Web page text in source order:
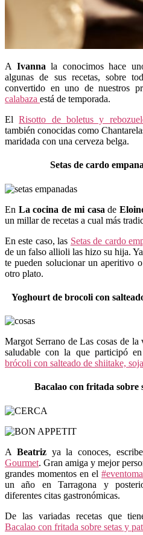
A Ivanna la conocimos hace
algunas de sus recetas, sobre
convertido en uno de nuestros
calabaza está de temporada.
ElRisotto de boletus y
también conocidas como
maridada con una cerveza belga.
Setas de cardo
En La cocina de mi casa de
un millar de recetas a cual más
En este caso, las Setas de cardo
de un falso allioli las hizo su hija.
te pueden solucionar un aperitivo
otro plato.
Yoghourt de brocoli con
Margot Serrano de Las cosas de
saludable con la que participó
brócoli con salteado de shiitake,
Bacalao con fritada sobre
A Beatrizya la conoces,
Gourmet. Gran amiga y mejor
grandes momentos en el
un año en Tarragona y
diferentes citas gastronómicas.
De las variadas recetas que
Bacalao con fritada sobre setas y